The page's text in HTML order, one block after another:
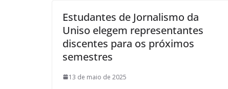
Estudantes de Jornalismo da
Uniso elegem representantes
discentes para os próximos
semestres
13 de maio de 2025